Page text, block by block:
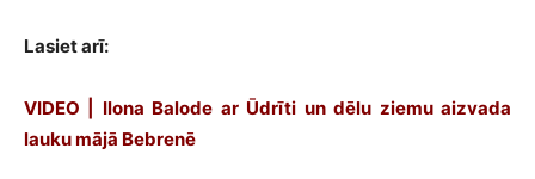
Lasiet arī:
VIDEO | Ilona Balode ar Ūdrīti un dēlu ziemu aizvada
lauku mājā Bebrenē